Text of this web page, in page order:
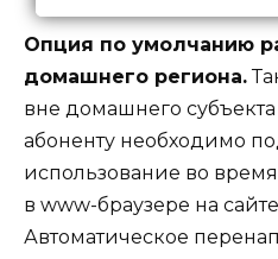
Опция по умолчанию
домашнего региона.
вне домашнего
абоненту необходимо
использование во
в www-браузере на сайте
Автоматическое